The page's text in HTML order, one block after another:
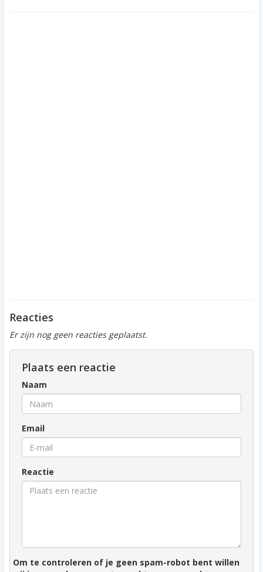
Reacties
Er zijn nog geen reacties geplaatst.
Plaats een reactie
Naam
Email
Reactie
Om te controleren of je geen spam-robot bent willen